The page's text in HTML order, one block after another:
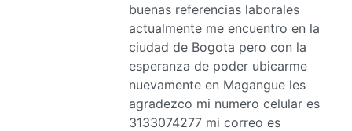
buenas referencias laborales
actualmente me encuentro en la
ciudad de Bogota pero con la
esperanza de poder ubicarme
nuevamente en Magangue les
agradezco mi numero celular es
3133074277 mi correo es